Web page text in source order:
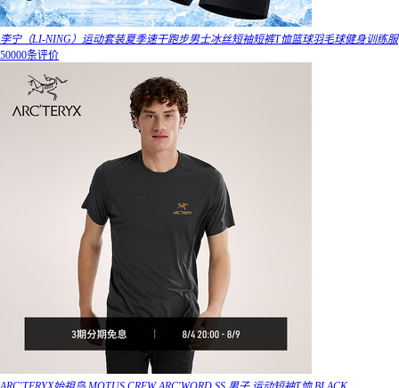
李宁（LI-NING）运动套装夏季速干跑步男士冰丝短袖短裤T恤篮球羽毛球健身训练服
50000条评价